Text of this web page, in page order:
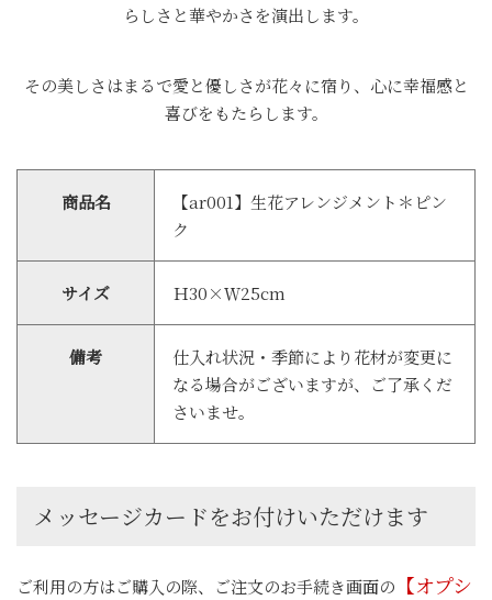
らしさと華やかさを演出します。
その美しさはまるで愛と優しさが花々に宿り、心に幸福感と
喜びをもたらします。
商品名
【ar001】生花アレンジメント＊ピン
ク
サイズ Ｈ30×Ｗ25cm
備考
仕入れ状況・季節により花材が変更に
なる場合がございますが、ご了承くだ
さいませ。
メッセージカードをお付けいただけます
ご利用の方はご購入の際、ご注文のお手続き画面の 【オプシ